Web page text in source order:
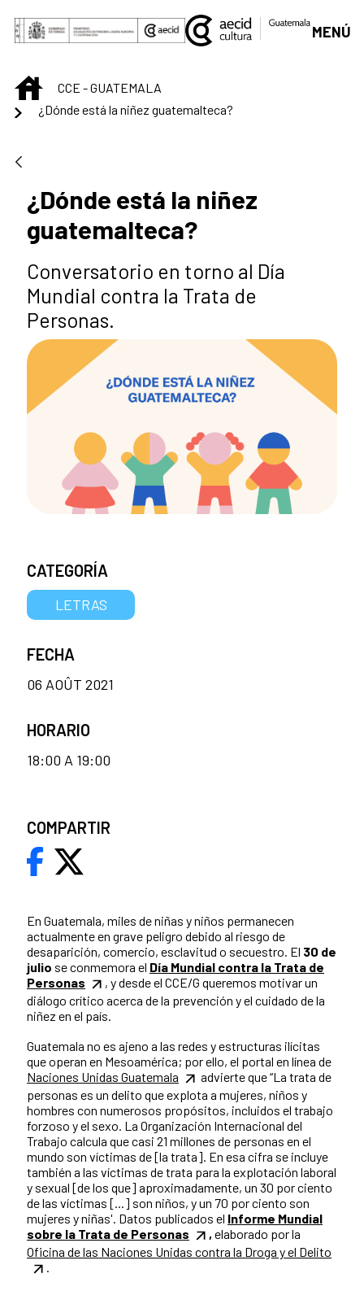
Saltar al contenido principal
MENÚ
INICIOCCE - GUATEMALA
¿Dónde está la niñez guatemalteca?
¿Dónde está la niñez
guatemalteca?
Conversatorio en torno al Día
Mundial contra la Trata de
Personas.
En Guatemala, miles de niñas y niños permanecen
actualmente en grave peligro debido al riesgo de
desaparición, comercio, esclavitud o secuestro. El 30 de
julio se conmemora el Día Mundial contra la Trata de
Personas
, y desde el CCE/G queremos motivar un
diálogo crítico acerca de la prevención y el cuidado de la
niñez en el país.
Guatemala no es ajeno a las redes y estructuras ilícitas
que operan en Mesoamérica; por ello, el portal en línea de
Naciones Unidas Guatemala
advierte que “La trata de
personas es un delito que explota a mujeres, niños y
hombres con numerosos propósitos, incluidos el trabajo
forzoso y el sexo. La Organización Internacional del
Trabajo calcula que casi 21 millones de personas en el
mundo son víctimas de [la trata]. En esa cifra se incluye
también a las víctimas de trata para la explotación laboral
y sexual [de los que] aproximadamente, un 30 por ciento
de las víctimas [...] son niños, y un 70 por ciento son
mujeres y niñas'. Datos publicados el Informe Mundial
sobre la Trata de Personas
, elaborado por la
Oficina de las Naciones Unidas contra la Droga y el Delito
.
CATEGORÍA
LETRAS
FECHA
06 AOÛT 2021
HORARIO
18:00 A 19:00
COMPARTIR